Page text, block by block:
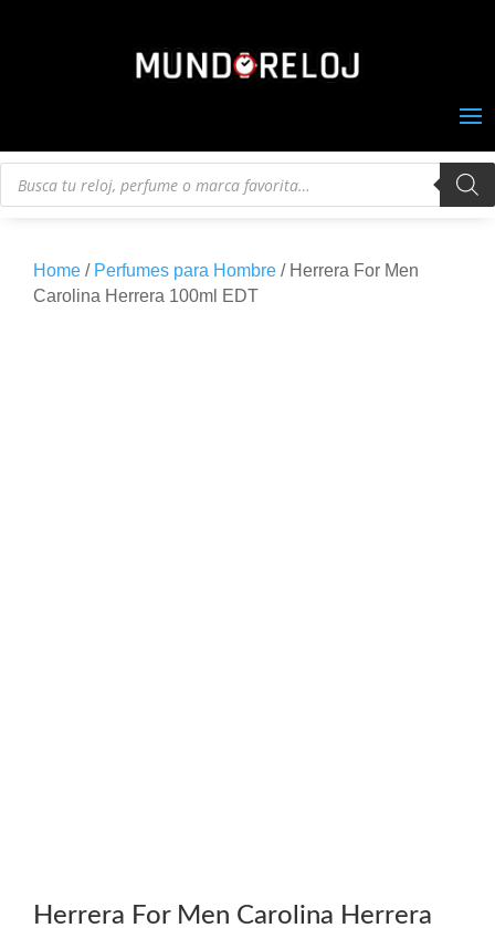
Búsqueda
Home / Perfumes para Hombre / Herrera For Men
Carolina Herrera 100ml EDT
Herrera For Men Carolina Herrera